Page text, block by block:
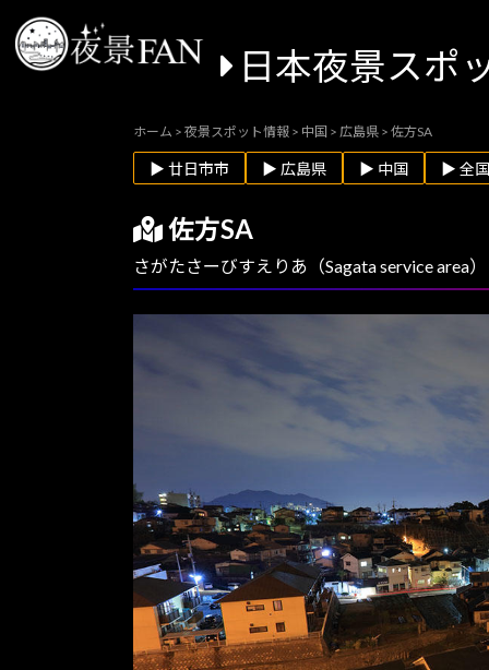
日本夜景スポ
ホーム > 夜景スポット情報 > 中国 > 広島県 > 佐方SA
▶ 廿日市市 ▶ 広島県 ▶ 中国 ▶ 全
佐方SA
さがたさーびすえりあ（Sagata service area）